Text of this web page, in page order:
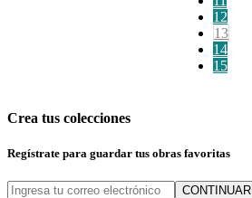
12
13
14
15
Crea tus colecciones
Regístrate para guardar tus obras favoritas
CONTINUAR